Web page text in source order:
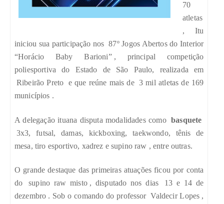
70
atletas
, Itu
iniciou sua participação nos 87º Jogos Abertos do Interior
“Horácio Baby Barioni” , principal competição
poliesportiva do Estado de São Paulo, realizada em
Ribeirão Preto e que reúne mais de 3 mil atletas de 169
municípios .
A delegação ituana disputa modalidades como basquete
3x3, futsal, damas, kickboxing, taekwondo, tênis de
mesa, tiro esportivo, xadrez e supino raw , entre outras.
O grande destaque das primeiras atuações ficou por conta
do
supino raw misto , disputado nos dias
13 e 14 de
dezembro . Sob o comando do professor Valdecir Lopes ,